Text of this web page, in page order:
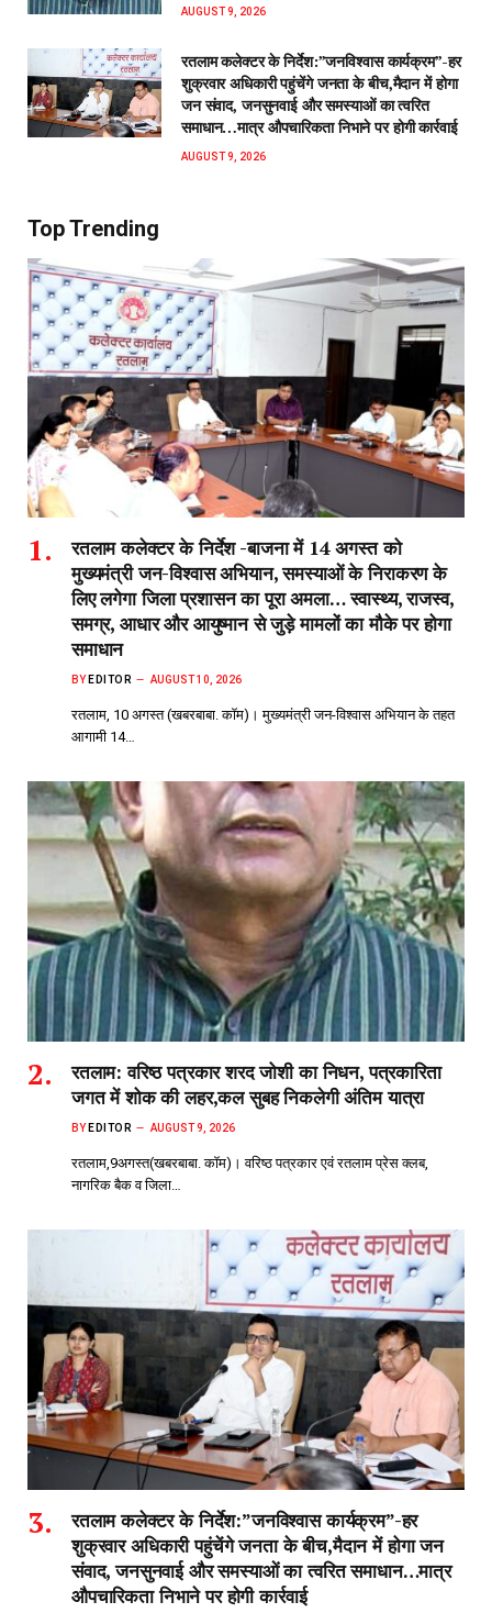
AUGUST 9, 2026
रतलाम कलेक्टर के निर्देश:”जनविश्वास कार्यक्रम”-हर
शुक्रवार अधिकारी पहुंचेंगे जनता के बीच,मैदान में होगा
जन संवाद, जनसुनवाई और समस्याओं का त्वरित
समाधान…मात्र औपचारिकता निभाने पर होगी कार्रवाई
AUGUST 9, 2026
Top Trending
रतलाम कलेक्टर के निर्देश -बाजना में 14 अगस्त को
मुख्यमंत्री जन-विश्वास अभियान, समस्याओं के निराकरण के
लिए लगेगा जिला प्रशासन का पूरा अमला… स्वास्थ्य, राजस्व,
समग्र, आधार और आयुष्मान से जुड़े मामलों का मौके पर होगा
समाधान
BY EDITOR AUGUST 10, 2026
रतलाम, 10 अगस्त (खबरबाबा. कॉम)। मुख्यमंत्री जन-विश्वास अभियान के तहत
आगामी 14…
रतलाम: वरिष्ठ पत्रकार शरद जोशी का निधन, पत्रकारिता
जगत में शोक की लहर,कल सुबह निकलेगी अंतिम यात्रा
BY EDITOR AUGUST 9, 2026
रतलाम,9अगस्त(खबरबाबा. कॉम)। वरिष्ठ पत्रकार एवं रतलाम प्रेस क्लब,
नागरिक बैक व जिला…
रतलाम कलेक्टर के निर्देश:”जनविश्वास कार्यक्रम”-हर
शुक्रवार अधिकारी पहुंचेंगे जनता के बीच,मैदान में होगा जन
संवाद, जनसुनवाई और समस्याओं का त्वरित समाधान…मात्र
औपचारिकता निभाने पर होगी कार्रवाई